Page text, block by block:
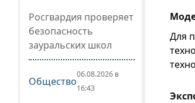
Росгвардия проверяет
безопасность
зауральских школ
Общество
06.08.2026 в
16:43
Для